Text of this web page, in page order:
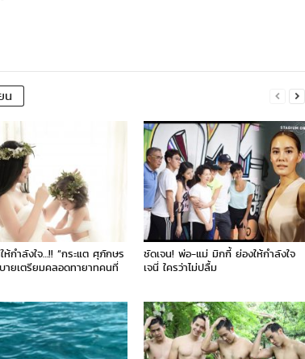
น
ห้กำลังใจ…!! “กระแต ศุภักษร
ายเตรียมคลอดทายาทคนที่
ชัดเจน! พ่อ-แม่ มิกกี้ ย่องให้กำลังใจ
เจนี่ ใครว่าไม่ปลื้ม